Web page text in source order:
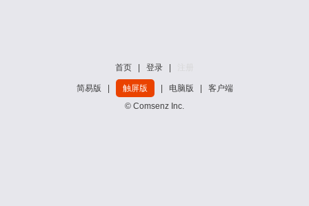
首页 登录
简易版 触屏版 电脑版
客户端
© Comsenz Inc.